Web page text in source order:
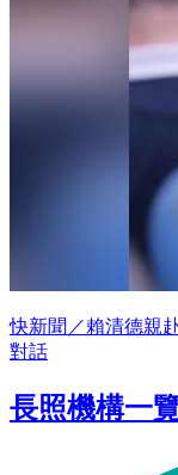
快新聞／賴清德親
對話
長照機構一